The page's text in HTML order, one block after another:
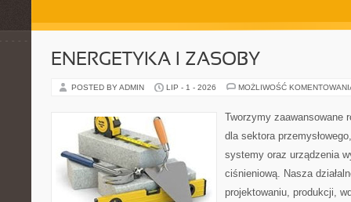
ENERGETYKA I ZASOBY
POSTED BY ADMIN LIP - 1 - 2026 MOŻLIWOŚĆ
Tworzymy zaawansowane
dla sektora
systemy oraz urządzenia
ciśnieniową. Nasza
projektowaniu, produkcji,